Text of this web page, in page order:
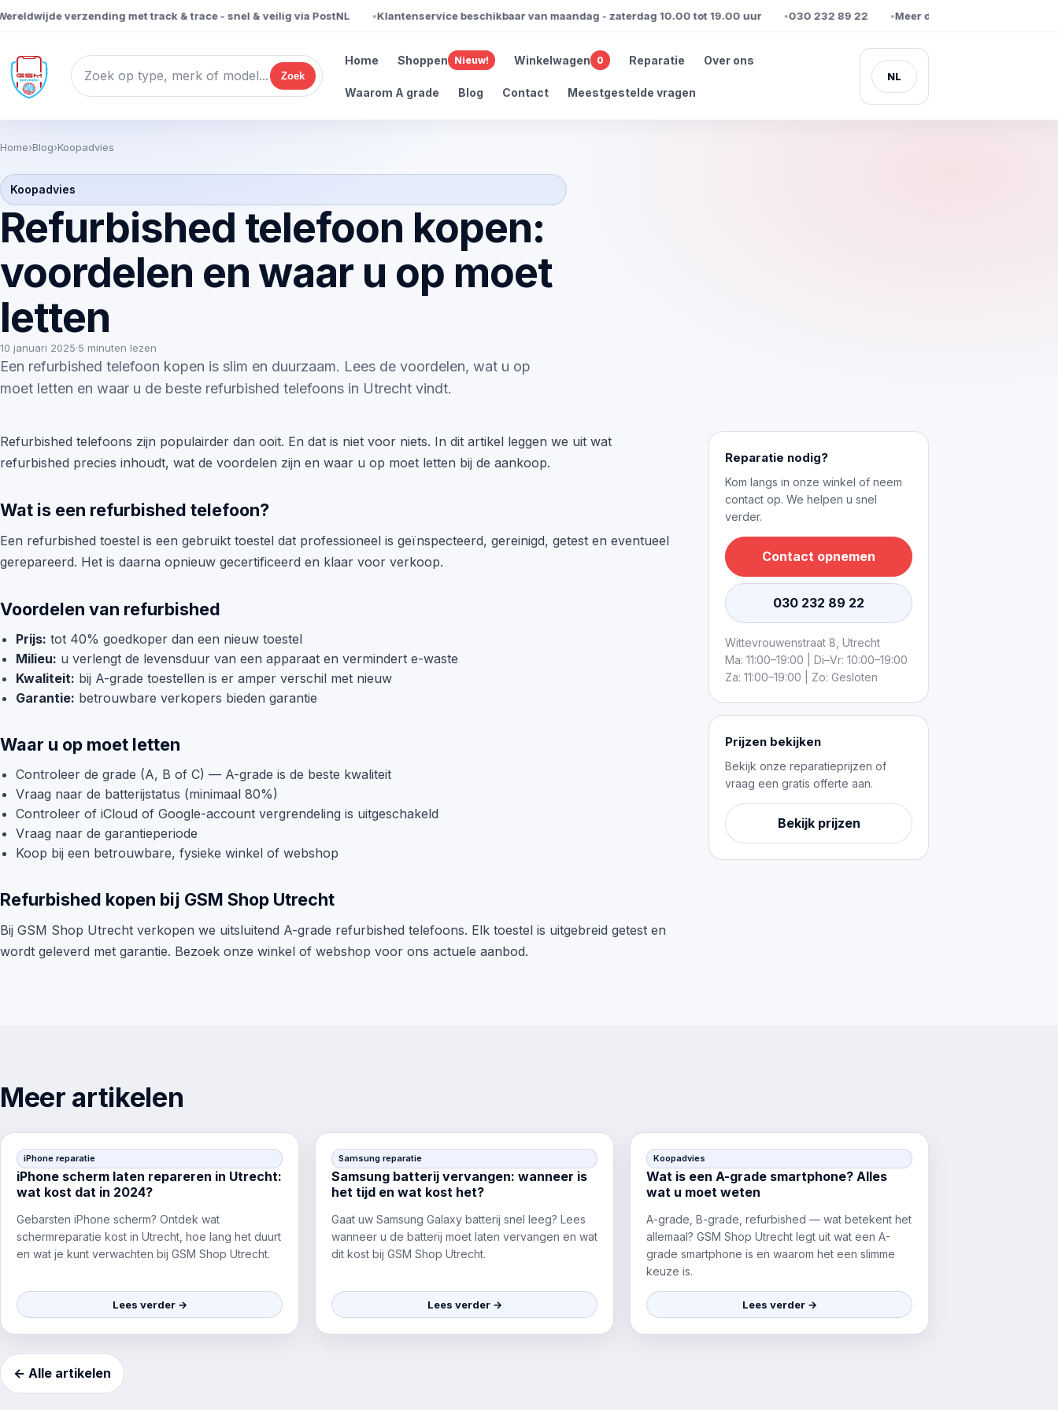
verzending met track & trace - snel & veilig via PostNL Klantenservice beschikbaar van maandag - zaterdag 10.00 tot 19.00 uur 030 232 89 22 Meer dan 1 miljoen klanten
Zoek
Home Shoppen Nieuw! Winkelwagen 0 Reparatie Over ons
Waarom A grade Blog Contact Meestgestelde vragen
NL
Home›Blog›Koopadvies
Koopadvies
Refurbished telefoon kopen:
voordelen en waar u op moet
letten
10 januari 2025·5 minuten lezen
Een refurbished telefoon kopen is slim en duurzaam. Lees de voordelen, wat u op
moet letten en waar u de beste refurbished telefoons in Utrecht vindt.
Refurbished telefoons zijn populairder dan ooit. En dat is niet voor niets. In dit artikel leggen we uit wat
refurbished precies inhoudt, wat de voordelen zijn en waar u op moet letten bij de aankoop.
Wat is een refurbished telefoon?
Een refurbished toestel is een gebruikt toestel dat professioneel is geïnspecteerd, gereinigd, getest en eventueel
gerepareerd. Het is daarna opnieuw gecertificeerd en klaar voor verkoop.
Voordelen van refurbished
Prijs: tot 40% goedkoper dan een nieuw toestel
Milieu: u verlengt de levensduur van een apparaat en vermindert e-waste
Kwaliteit: bij A-grade toestellen is er amper verschil met nieuw
Garantie: betrouwbare verkopers bieden garantie
Waar u op moet letten
Controleer de grade (A, B of C) — A-grade is de beste kwaliteit
Vraag naar de batterijstatus (minimaal 80%)
Controleer of iCloud of Google-account vergrendeling is uitgeschakeld
Vraag naar de garantieperiode
Koop bij een betrouwbare, fysieke winkel of webshop
Refurbished kopen bij GSM Shop Utrecht
Bij GSM Shop Utrecht verkopen we uitsluitend A-grade refurbished telefoons. Elk toestel is uitgebreid getest en
wordt geleverd met garantie. Bezoek onze winkel of webshop voor ons actuele aanbod.
Reparatie nodig?
Kom langs in onze winkel of neem
contact op. We helpen u snel
verder.
Contact opnemen
030 232 89 22
Wittevrouwenstraat 8, Utrecht
Ma: 11:00–19:00 | Di–Vr: 10:00–19:00
Za: 11:00–19:00 | Zo: Gesloten
Prijzen bekijken
Bekijk onze reparatieprijzen of
vraag een gratis offerte aan.
Bekijk prijzen
Meer artikelen
iPhone reparatie
iPhone scherm laten repareren in Utrecht:
wat kost dat in 2024?
Gebarsten iPhone scherm? Ontdek wat
schermreparatie kost in Utrecht, hoe lang het duurt
en wat je kunt verwachten bij GSM Shop Utrecht.
Lees verder →
Samsung reparatie
Samsung batterij vervangen: wanneer is
het tijd en wat kost het?
Gaat uw Samsung Galaxy batterij snel leeg? Lees
wanneer u de batterij moet laten vervangen en wat
dit kost bij GSM Shop Utrecht.
Lees verder →
Koopadvies
Wat is een A-grade smartphone? Alles
wat u moet weten
A-grade, B-grade, refurbished — wat betekent het
allemaal? GSM Shop Utrecht legt uit wat een A-
grade smartphone is en waarom het een slimme
keuze is.
Lees verder →
← Alle artikelen